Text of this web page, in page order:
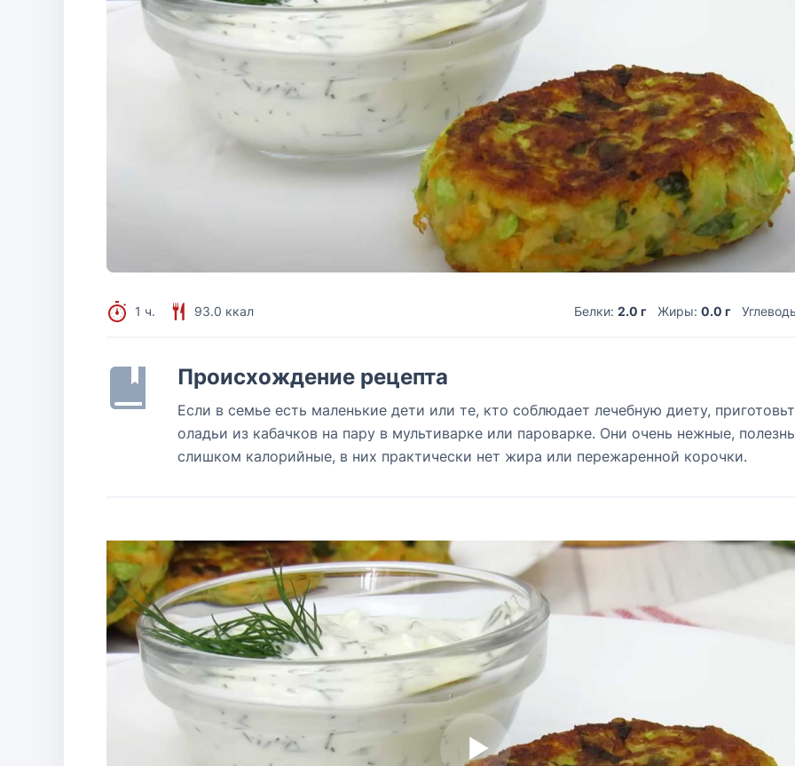
1 ч. 93.0 ккал Белки: 2.0 г Жиры: 0.0 г
Происхождение рецепта
Если в семье есть маленькие дети или те, кто соблюдает лечебную диету,
оладьи из кабачков на пару в мультиварке или пароварке. Они очень нежные,
слишком калорийные, в них практически нет жира или пережаренной корочки.